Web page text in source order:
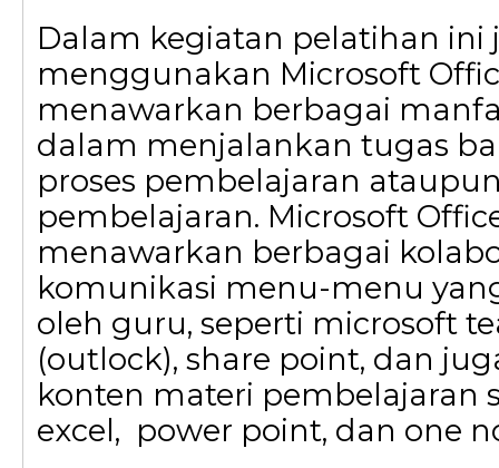
Dalam kegiatan pelatihan ini
menggunakan Microsoft
menawarkan berbagai
dalam menjalankan tugas
proses pembelajaran
pembelajaran. Microsoft
menawarkan berbagai
komunikasi menu-menu
oleh guru, seperti microsoft
(outlock), share point, dan
konten materi pembelajaran
excel, power point, dan one